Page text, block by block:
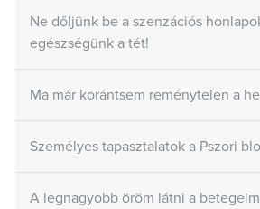
Ne dőljünk be a szenzációs
egészségünk a tét!
Ma már korántsem reménytelen a
Személyes tapasztalatok a Pszori
A legnagyobb öröm látni a